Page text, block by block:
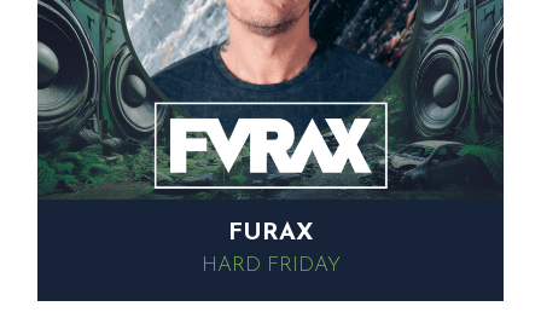
FURAX
HARD FRIDAY